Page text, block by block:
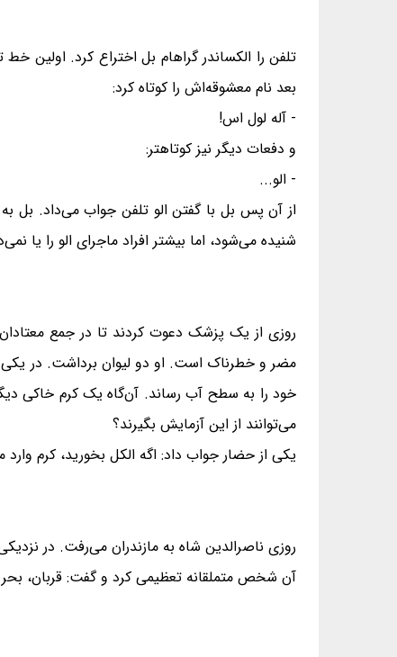
تلفن را الکساندر گراهام بل اختراع کرد. اولین
بعد نام معشوقه‌اش را کوتاه کرد:
- آله لول اس!
و دفعات دیگر نیز کوتاهتر:
- الو...
از آن پس بل با گفتن الو تلفن جواب می‌داد. بل
شنیده می‌شود، اما بیشتر افراد ماجرای الو را یا
روزی از یک پزشک دعوت کردند تا در جمع
مضر و خطرناک است. او دو لیوان برداشت. در یکی
خود را به سطح آب رساند. آن‌گاه یک کرم خاکی
می‌توانند از این آزمایش بگیرند؟
یکی از حضار جواب داد: اگه الکل بخورید، کرم
روزی ناصرالدین شاه به مازندران می‌رفت. در
آن شخص متملقانه تعظیمی کرد و گفت: قربان،